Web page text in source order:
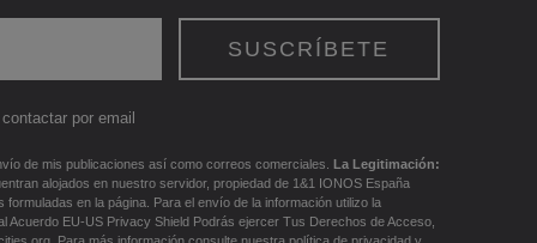
por email
de mis publicaciones así como correos comerciales. La Legitimación:
alojados en nuestro servidor, propiedad de 1&1 IONOS España
en la página. Para el envío de la información utilizo la
Acuerdo EU-US Privacy Shield Podrás ejercer Tus Derechos de Acceso,